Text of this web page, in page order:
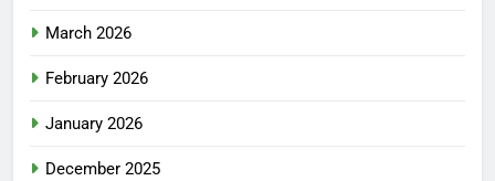
March 2026
February 2026
January 2026
December 2025